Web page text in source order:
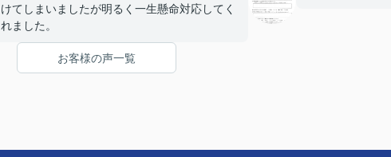
けてしまいましたが明るく一生懸命対応してく
れました。
お客様の声一覧